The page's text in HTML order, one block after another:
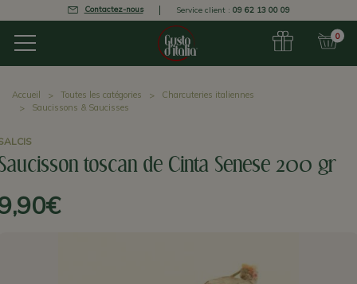
Contactez-nous Service client : 09 62 13 00 09
0
Accueil Toutes les catégories
Charcuteries italiennes
Saucissons & Saucisses
toscan de Cinta Senese 200 gr